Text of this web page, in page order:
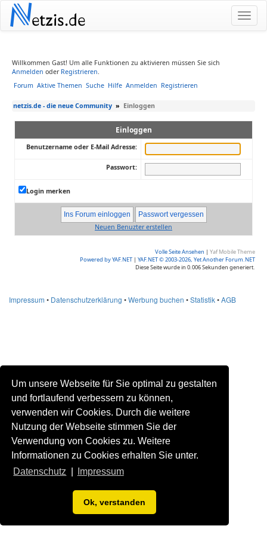
Um unsere Webseite für Sie optimal zu gestalten
und fortlaufend verbessern zu können,
verwenden wir Cookies. Durch die weitere
Nutzung der Webseite stimmen Sie der
Verwendung von Cookies zu. Weitere
Informationen zu Cookies erhalten Sie unter.
Datenschutz
Impressum
Ok, verstanden
Netzis.de
Willkommen Gast! Um alle Funktionen zu aktivieren müssen Sie sich
Anmelden oder Registrieren.
Forum Aktive Themen Suche Hilfe Anmelden Registrieren
netzis.de - die neue Community » Einloggen
Einloggen
Benutzername oder E-Mail Adresse:
Passwort:
Login merken
Neuen Benuzter erstellen
Volle Seite Ansehen | Yaf Mobile Theme
Powered by YAF.NET | YAF.NET © 2003-2026, Yet Another Forum.NET
Diese Seite wurde in 0.006 Sekunden generiert.
Impressum • Datenschutzerklärung •Werbung buchen •Statistik•AGB